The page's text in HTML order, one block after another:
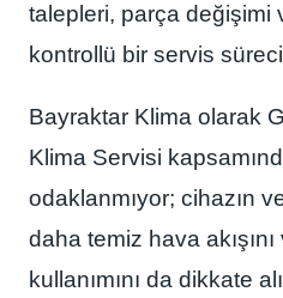
talepleri, parça değişimi
kontrollü bir servis
Bayraktar Klima olarak
Klima Servisi
odaklanmıyor; cihazın
daha temiz hava
kullanımını da dikkate